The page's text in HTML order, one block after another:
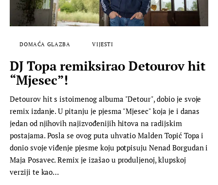
DOMAĆA GLAZBA VIJESTI
DJ Topa remiksirao Detourov hit
“Mjesec”!
Detourov hit s istoimenog albuma "Detour", dobio je svoje
remix izdanje. U pitanju je pjesma "Mjesec" koja je i danas
jedan od njihovih najizvođenijih hitova na radijskim
postajama. Posla se ovog puta uhvatio Malden Topić Topa i
donio svoje viđenje pjesme koju potpisuju Nenad Borgudan i
Maja Posavec. Remix je izašao u produljenoj, klupskoj
verziji te kao…